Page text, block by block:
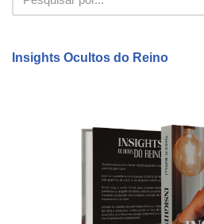
Insights Ocultos do Reino